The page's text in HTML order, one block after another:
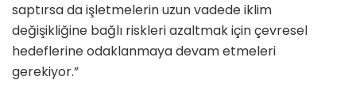
saptırsa da işletmelerin uzun vadede iklim
değişikliğine bağlı riskleri azaltmak için çevresel
hedeflerine odaklanmaya devam etmeleri
gerekiyor.”